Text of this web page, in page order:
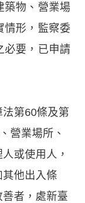
築物、營業場
情形，監察委
必要，已申請
第60條及第
營業場所、
或使用人，
他出入條
者，處新臺